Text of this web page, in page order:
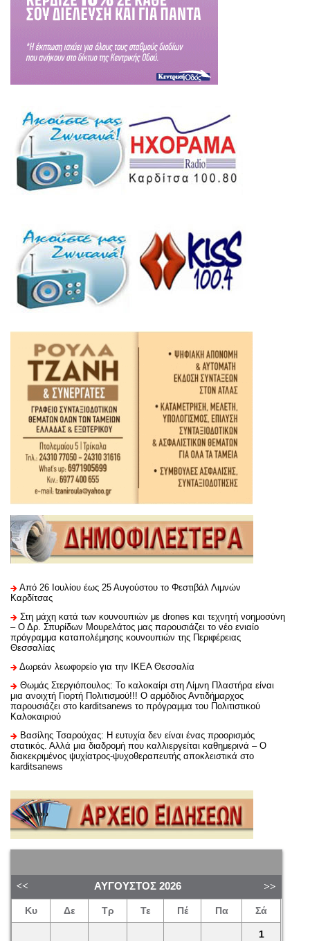
Από 26 Ιουλίου έως 25 Αυγούστου το Φεστιβάλ Λιμνών
Καρδίτσας
Στη μάχη κατά των κουνουπιών με drones και τεχνητή νοημοσύνη
– Ο Δρ. Σπυρίδων Μουρελάτος μας παρουσιάζει το νέο ενιαίο
πρόγραμμα καταπολέμησης κουνουπιών της Περιφέρειας
Θεσσαλίας
Δωρεάν λεωφορείο για την ΙΚΕΑ Θεσσαλία
Θωμάς Στεργιόπουλος: Το καλοκαίρι στη Λίμνη Πλαστήρα είναι
μια ανοιχτή Γιορτή Πολιτισμού!!! Ο αρμόδιος Αντιδήμαρχος
παρουσιάζει στο karditsanews το πρόγραμμα του Πολιτιστικού
Καλοκαιριού
Βασίλης Τσαρούχας: Η ευτυχία δεν είναι ένας προορισμός
στατικός. Αλλά μια διαδρομή που καλλιεργείται καθημερινά – Ο
διακεκριμένος ψυχίατρος-ψυχοθεραπευτής αποκλειστικά στο
karditsanews
ΑΎΓΟΥΣΤΟΣ 2026
Κυ Δε Τρ Τε Πέ Πα Σά
1